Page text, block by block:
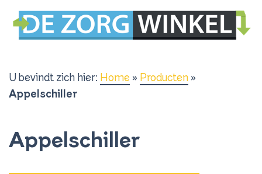
U bevindt zich hier: Home » Producten »
Appelschiller
Appelschiller